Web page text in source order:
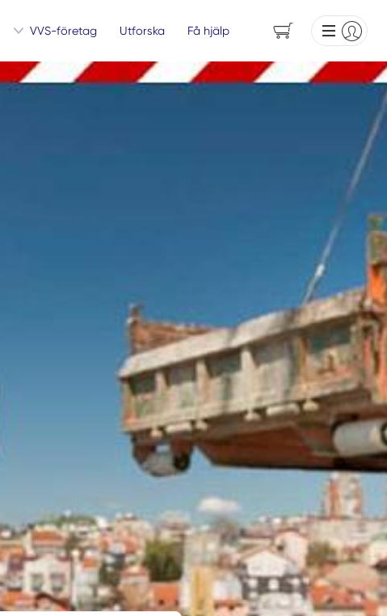
VVS-företag Utforska Få hjälp